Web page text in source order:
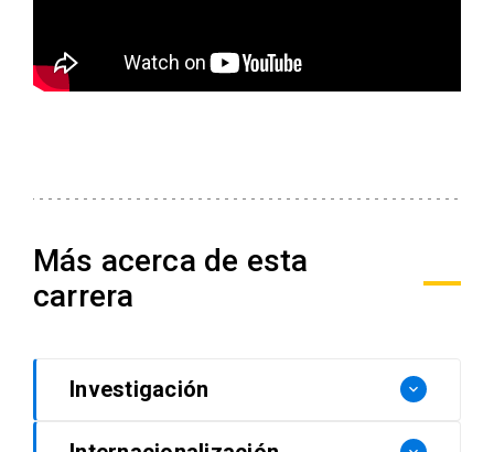
Más acerca de esta
carrera
Investigación keyboard_arrow_down